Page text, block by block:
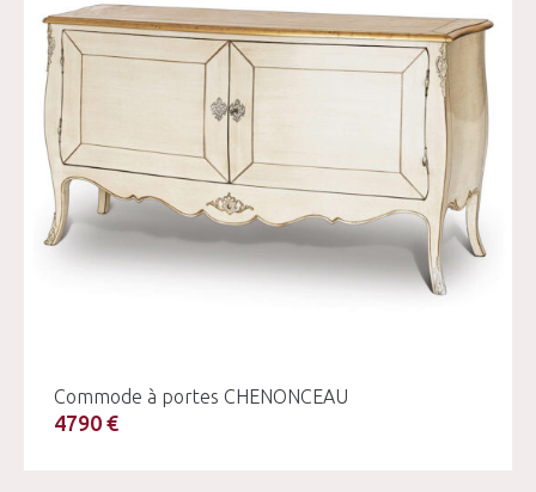
Commode à portes CHENONCEAU
4790 €